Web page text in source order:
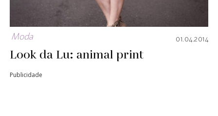
Moda 01.04.2014
Look da Lu: animal print
Publicidade